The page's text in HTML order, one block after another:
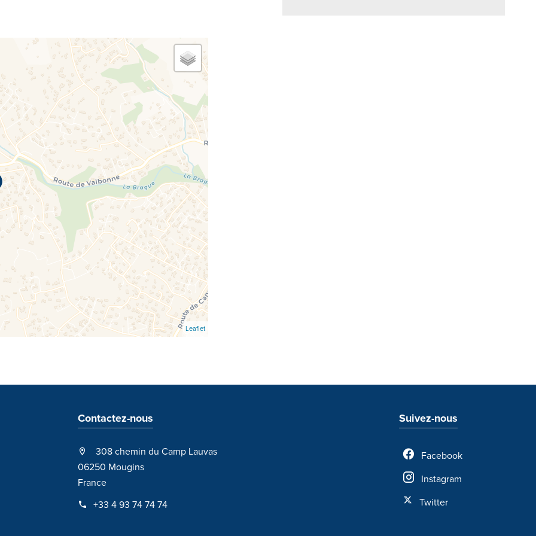
Leaflet
Contactez-nous
308 chemin du Camp Lauvas
06250 Mougins
France
+33 4 93 74 74 74
Suivez-nous
Facebook
Instagram
Twitter